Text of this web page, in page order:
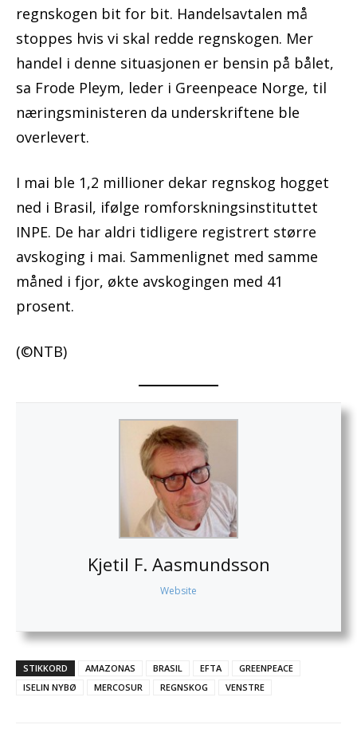
regnskogen bit for bit. Handelsavtalen må
stoppes hvis vi skal redde regnskogen. Mer
handel i denne situasjonen er bensin på bålet,
sa Frode Pleym, leder i Greenpeace Norge, til
næringsministeren da underskriftene ble
overlevert.
I mai ble 1,2 millioner dekar regnskog hogget
ned i Brasil, ifølge romforskningsinstituttet
INPE. De har aldri tidligere registrert større
avskoging i mai. Sammenlignet med samme
måned i fjor, økte avskogingen med 41
prosent.
(©NTB)
Kjetil F. Aasmundsson
Website
STIKKORD AMAZONAS BRASIL EFTA
GREENPEACE
ISELIN NYBØ
MERCOSUR REGNSKOG VENSTRE